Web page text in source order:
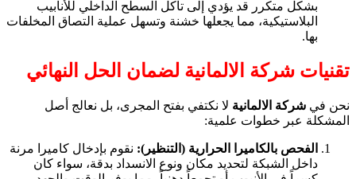
بشكل متكرر قد يؤدي إلى تآكل السطح الداخلي للأنابيب
البلاستيكية، مما يجعلها خشنة وتسهل عملية التصاق المخلفات
بها.
تقنيات شركة الالمانية لضمان الحل النهائي
نحن في شركة الالمانية لا نكتفي بفتح المجرى، بل نعالج أصل
المشكلة عبر خطوات علمية:
الفحص بالكاميرا الحرارية (التنظير): نقوم بإدخال كاميرا مرنة
داخل الشبكة لتحديد مكان ونوع الانسداد بدقة، سواء كان